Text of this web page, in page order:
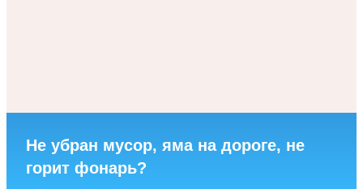
Не убран мусор, яма на дороге, не
горит фонарь?